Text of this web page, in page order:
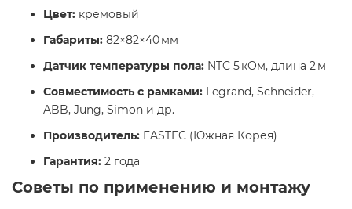
Цвет: кремовый
Габариты: 82×82×40 мм
Датчик температуры пола: NTC 5 кОм, длина 2 м
Совместимость с рамками: Legrand, Schneider,
ABB, Jung, Simon и др.
Производитель: EASTEC (Южная Корея)
Гарантия: 2 года​
Советы по применению и монтажу